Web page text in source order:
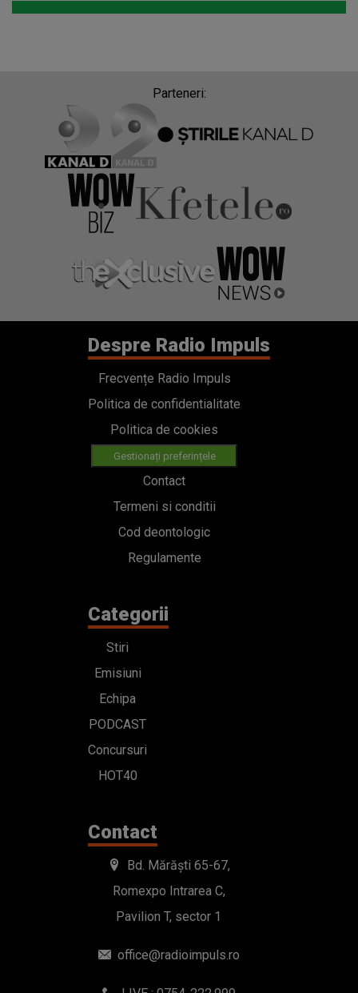
Parteneri:
Despre Radio Impuls
Frecvențe Radio Impuls
Politica de confidentialitate
Politica de cookies
Gestionați preferințele
Contact
Termeni si conditii
Cod deontologic
Regulamente
Categorii
Stiri
Emisiuni
Echipa
PODCAST
Concursuri
HOT40
Contact
Bd. Mărăști 65-67,
Romexpo Intrarea C,
Pavilion T, sector 1
office@radioimpuls.ro